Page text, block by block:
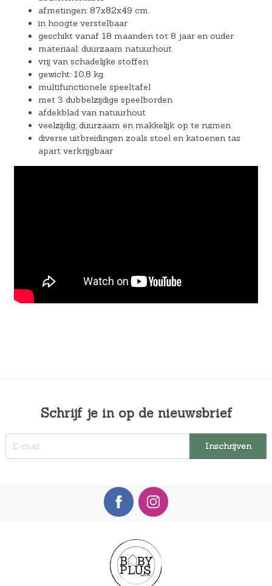
afmetingen: 87x82x49 cm.
in hoogte verstelbaar
geschikt vanaf 18 maanden tot 8 jaar en ouder
materiaal: duurzaam natuurhout
vrij van schadelijke stoffen
gewicht: 10,8 kg.
multifunctionele speeltafel
met 3 dubbelzijdige speelborden
afdekblad van natuurhout
veelzijdig, duurzaam en makkelijk op te ruimen
diverse uitbreidingen zoals stoel en katoenen tas
apart verkrijgbaar
Schrijf je in op de nieuwsbrief